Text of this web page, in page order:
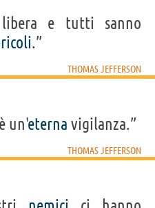
e tutti sanno
.”
THOMAS JEFFERSON
un'eterna vigilanza.”
THOMAS JEFFERSON